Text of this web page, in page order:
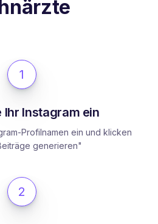
1
Ihr Instagram ein
Profilnamen ein und klicken
generieren"
2